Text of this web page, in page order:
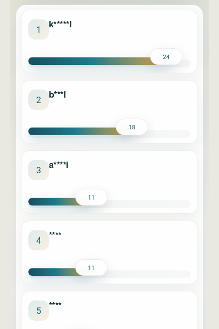
1 k*****l
24
2 b***l
18
3 a****i
11
4 ****
11
5 ****